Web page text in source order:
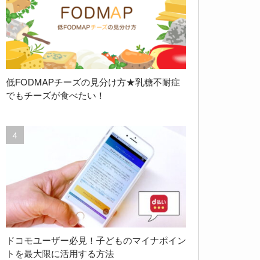
低FODMAPチーズの見分け方★乳糖不耐症
でもチーズが食べたい！
ドコモユーザー必見！子どものマイナポイン
トを最大限に活用する方法